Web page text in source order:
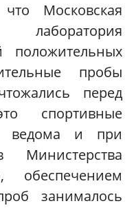
Московская
положительных
пробы
перед
спортивные
ведома и при
Министерства
обеспечением
занималось